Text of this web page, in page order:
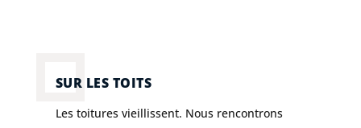
SUR LES TOITS
Les toitures vieillissent. Nous rencontrons